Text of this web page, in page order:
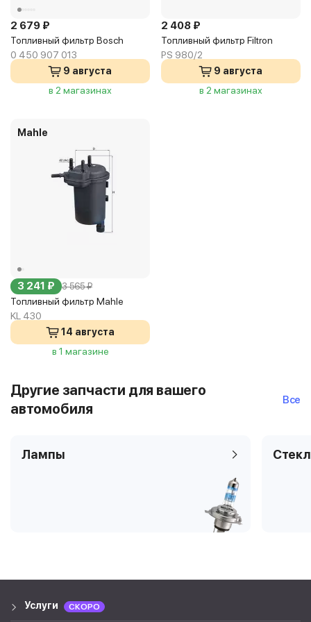
2 679 ₽
Топливный фильтр Bosch
0 450 907 013
9 августа
в 2 магазинах
2 408 ₽
Топливный фильтр Filtron
PS 980/2
9 августа
в 2 магазинах
Mahle
3 241 ₽ 3 565 ₽
Топливный фильтр Mahle
KL 430
14 августа
в 1 магазине
Другие запчасти для вашего
автомобиля
Все
Лампы
Услуги СКОРО